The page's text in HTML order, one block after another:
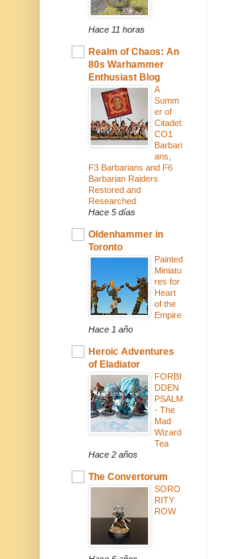
Hace 11 horas
Realm of Chaos: An
80s Warhammer
Enthusiast Blog
A
Summ
er of
Citadel:
CO1
Barbari
ans,
F3 Barbarians and F6
Barbarian Raiders
Restored and
Researched
Hace 5 días
Oldenhammer in
Toronto
Painted
Miniatu
res for
Heart
of the
Empire
Hace 1 año
Heroic Adventures
of Eladiator
FORBI
DDEN
PSALM
- The
Mad
Wizard
Tea
Hace 2 años
The Convertorum
SORO
RITY
ROW